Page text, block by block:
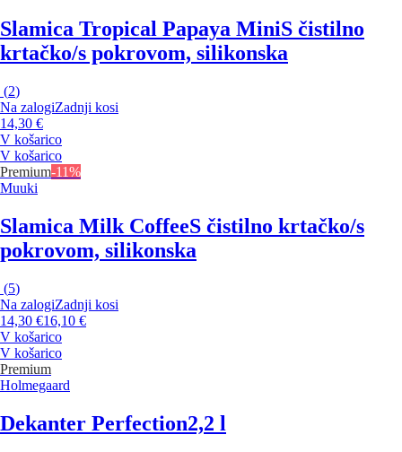
Slamica Tropical Papaya MiniS čistilno
krtačko/s pokrovom, silikonska
(2)
Na zalogiZadnji kosi
14,30 €
V košarico
V košarico
Premium-11%
Muuki
Slamica Milk CoffeeS čistilno krtačko/s
pokrovom, silikonska
(5)
Na zalogiZadnji kosi
14,30 €16,10 €
V košarico
V košarico
Premium
Holmegaard
Dekanter Perfection2,2 l